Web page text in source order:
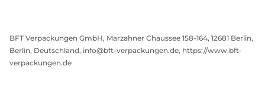
BFT Verpackungen GmbH, Marzahner Chaussee 158-164, 12681 Berlin,
Berlin, Deutschland, info@bft-verpackungen.de, https://www.bft-
verpackungen.de